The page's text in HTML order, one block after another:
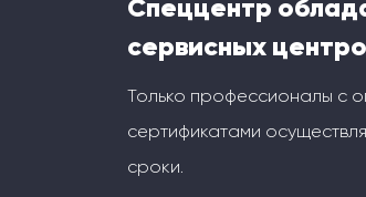
Спеццентр
сервисных
Только профессионалы с
сертификатами
сроки.